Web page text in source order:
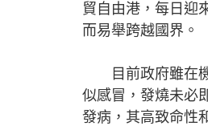
貿自由港，每日迎
而易舉跨越國界。
目前政府雖在機
似感冒，發燒未必
發病，其高致命性